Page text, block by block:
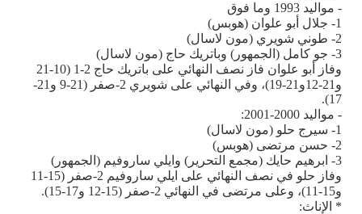
- مواليد 1993 وما فوق
1- جلال أبو علوان (هوبس)
2- طوني شويري (مون لاسال)
3- جو كامل (الجمهور) وباتريك حاج (مون لاسال)
وفاز أبو علوان فاز نصف النهائي على باتريك حاج 2-1 (10-21
و21-12و21-19)، وفي النهائي على شويري 2-صفر (21-9 و21-
17).
- مواليد 2000-2001:
1- سيرج حلو (مون لاسال)
2- حسن مرتضى (هوبس)
3- ابرهيم حايك (مجمع التحرير) وايلي ساروفيم (الجمهور)
وفاز حلو في نصف النهائي على ايلي ساروفيم 2-صفر (15-11
و15-11)، وعلى مرتضى في النهائي 2-صفر (15-12 و17-15).
* الإناث: